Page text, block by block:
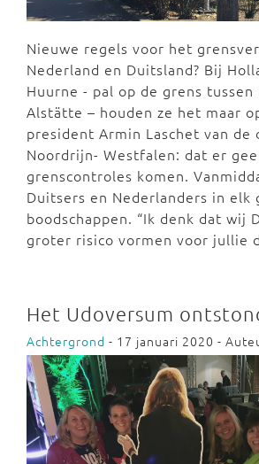
Nieuwe regels voor het
Nederland en Duitsland? Bij
Huurne - pal op de grens tussen
Alstätte – houden ze het maar
president Armin Laschet van de
Noordrijn- Westfalen: dat er
grenscontroles komen.
Duitsers en Nederlanders in elk
boodschappen. “Ik denk dat wij
groter risico vormen voor jullie
Het Udoversum
Achtergrond - 17 januari 2020 -